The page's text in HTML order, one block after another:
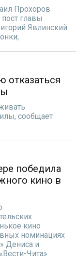
Прохоров
главы
Явлинский
отказаться
сообщает
победила
кино в
кино
номинациях
Дениса и
Чита».